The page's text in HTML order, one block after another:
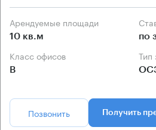
Арендуемые площади
10 кв.м по
Класс офисов
B
Позвонить Получить